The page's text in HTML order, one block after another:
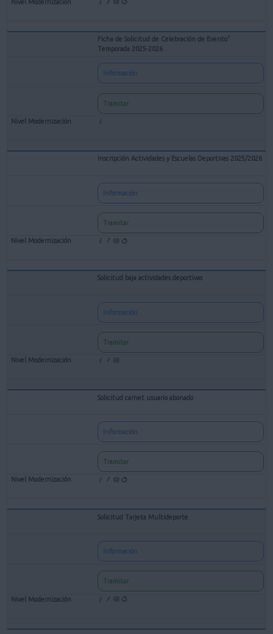
Ficha de Solicitud de Celebración de Evento"
Temporada 2025-2026
Información
Tramitar
Inscripción Actividades y Escuelas Deportivas 2025/2026
Información
Tramitar
Solicitud baja actividades deportivas
Información
Tramitar
Solicitud carnet usuario abonado
Información
Tramitar
Solicitud Tarjeta Multideporte
Información
Tramitar